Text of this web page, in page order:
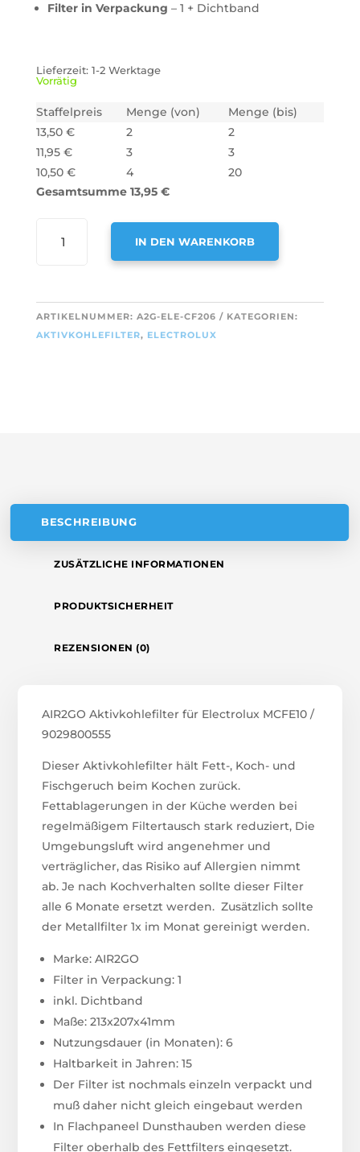
Filter in Verpackung – 1 + Dichtband
Lieferzeit: 1-2 Werktage
Vorrätig
Staffelpreis Menge (von)
Menge (bis)
13,50 € 2
2
11,95 € 3
3
10,50 € 4
20
Gesamtsumme 13,95 €
AKTIVKOHLEFILTER
MCFE10
/
9029800555
IN DEN WARENKORB
T
E
ARTIKELNUMMER: A2G-ELE-CF206
KATEGORIEN:
AKTIVKOHLEFILTER, ELECTROLUX
BESCHREIBUNG
ZUSÄTZLICHE INFORMATIONEN
PRODUKTSICHERHEIT
REZENSIONEN (0)
AIR2GO Aktivkohlefilter für Electrolux MCFE10 /
9029800555
Dieser Aktivkohlefilter hält Fett-, Koch- und
Fischgeruch beim Kochen zurück.
Fettablagerungen in der Küche werden bei
regelmäßigem Filtertausch stark reduziert, Die
Umgebungsluft wird angenehmer und
verträglicher, das Risiko auf Allergien nimmt
ab. Je nach Kochverhalten sollte dieser Filter
alle 6 Monate ersetzt werden. Zusätzlich sollte
der Metallfilter 1x im Monat gereinigt werden.
Marke: AIR2GO
Filter in Verpackung: 1
inkl. Dichtband
Maße: 213x207x41mm
Nutzungsdauer (in Monaten): 6
Haltbarkeit in Jahren: 15
Der Filter ist nochmals einzeln verpackt und
muß daher nicht gleich eingebaut werden
In Flachpaneel Dunsthauben werden diese
Filter oberhalb des Fettfilters eingesetzt.